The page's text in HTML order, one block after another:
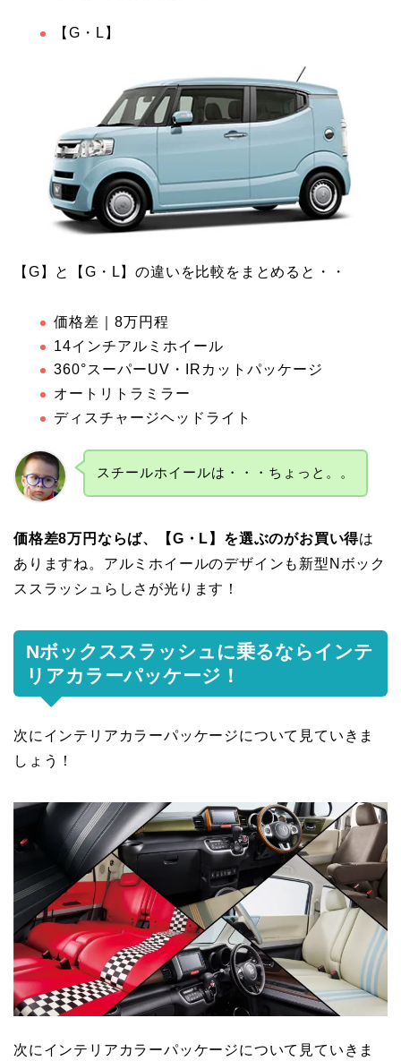
【G・L】
【G】と【G・L】の違いを比較をまとめると・・
価格差｜8万円程
14インチアルミホイール
360°スーパーUV・IRカットパッケージ
オートリトラミラー
ディスチャージヘッドライト
スチールホイールは・・・ちょっと。。
価格差8万円ならば、【G・L】を選ぶのがお買い得は
ありますね。アルミホイールのデザインも新型Nボック
ススラッシュらしさが光ります！
Nボックススラッシュに乗るならインテ
リアカラーパッケージ！
次にインテリアカラーパッケージについて見ていきま
しょう！
次にインテリアカラーパッケージについて見ていきま